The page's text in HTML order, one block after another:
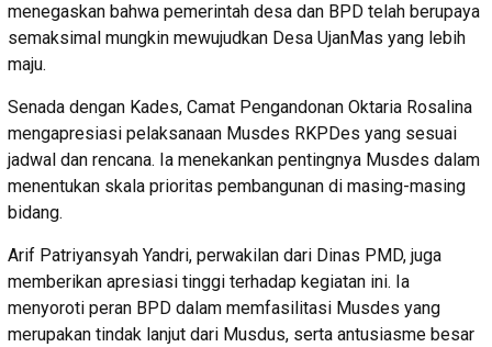
menegaskan bahwa pemerintah desa dan BPD telah berupaya
semaksimal mungkin mewujudkan Desa UjanMas yang lebih
maju.
Senada dengan Kades, Camat Pengandonan Oktaria Rosalina
mengapresiasi pelaksanaan Musdes RKPDes yang sesuai
jadwal dan rencana. Ia menekankan pentingnya Musdes dalam
menentukan skala prioritas pembangunan di masing-masing
bidang.
Arif Patriyansyah Yandri, perwakilan dari Dinas PMD, juga
memberikan apresiasi tinggi terhadap kegiatan ini. Ia
menyoroti peran BPD dalam memfasilitasi Musdes yang
merupakan tindak lanjut dari Musdus, serta antusiasme besar